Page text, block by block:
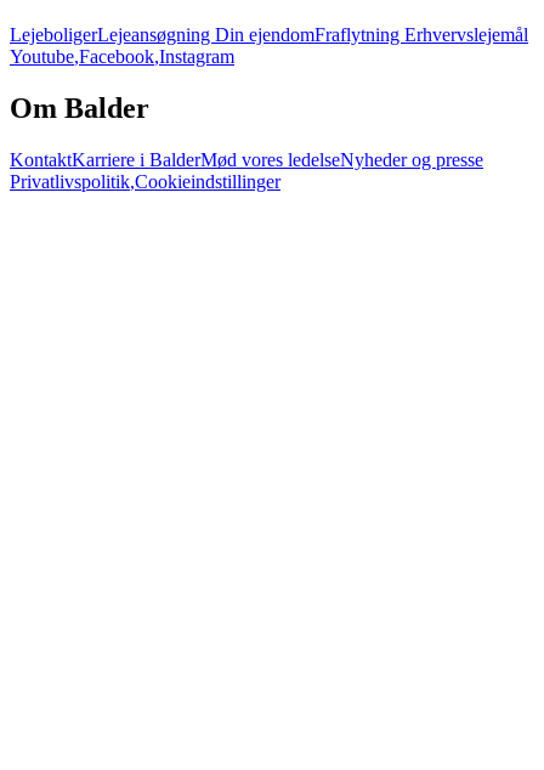
LejeboligerLejeansøgning Din ejendomFraflytning Erhvervslejemål
Youtube,Facebook,Instagram
Om Balder
KontaktKarriere i BalderMød vores ledelseNyheder og presse
Privatlivspolitik,Cookieindstillinger